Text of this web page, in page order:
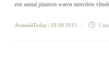
een aantal plaatsen waren meerdere
AnimalsToday | 19 08 2015 1